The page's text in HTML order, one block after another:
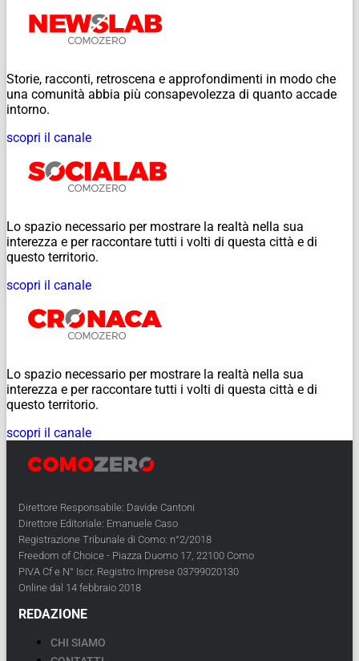
Storie, racconti, retroscena e approfondimenti in modo che
una comunità abbia più consapevolezza di quanto accade
intorno.
scopri il canale
Lo spazio necessario per mostrare la realtà nella sua
interezza e per raccontare tutti i volti di questa città e di
questo territorio.
scopri il canale
Lo spazio necessario per mostrare la realtà nella sua
interezza e per raccontare tutti i volti di questa città e di
questo territorio.
scopri il canale
Direttore Responsabile: Davide Cantoni
Direttore Editoriale: Emanuele Caso
Registrazione Tribunale di Como: n°2/2018
Freedom of Choice - Piazza Duomo 17, 22100 Como
PIVA Cf e N° Iscr. Registro Imprese 03799020130
Online dal 14 febbraio 2018
REDAZIONE
CHI SIAMO